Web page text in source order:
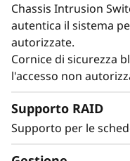
Quando il tuo
Chassis Intrusion
autentica il sistema
autorizzate.
Cornice di sicurezza
l'accesso non
Supporto RAID
Supporto per le